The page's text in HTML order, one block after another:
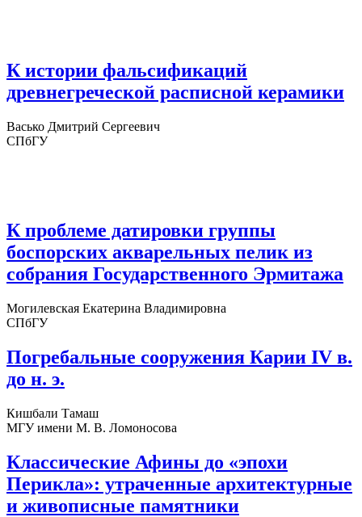
К истории фальсификаций
древнегреческой расписной керамики
Васько Дмитрий Сергеевич
СПбГУ
К проблеме датировки группы
боспорских акварельных пелик из
собрания Государственного Эрмитажа
Могилевская Екатерина Владимировна
СПбГУ
Погребальные сооружения Карии IV в.
до н. э.
Кишбали Тамаш
МГУ имени М. В. Ломоносова
Классические Афины до «эпохи
Перикла»: утраченные архитектурные
и живописные памятники